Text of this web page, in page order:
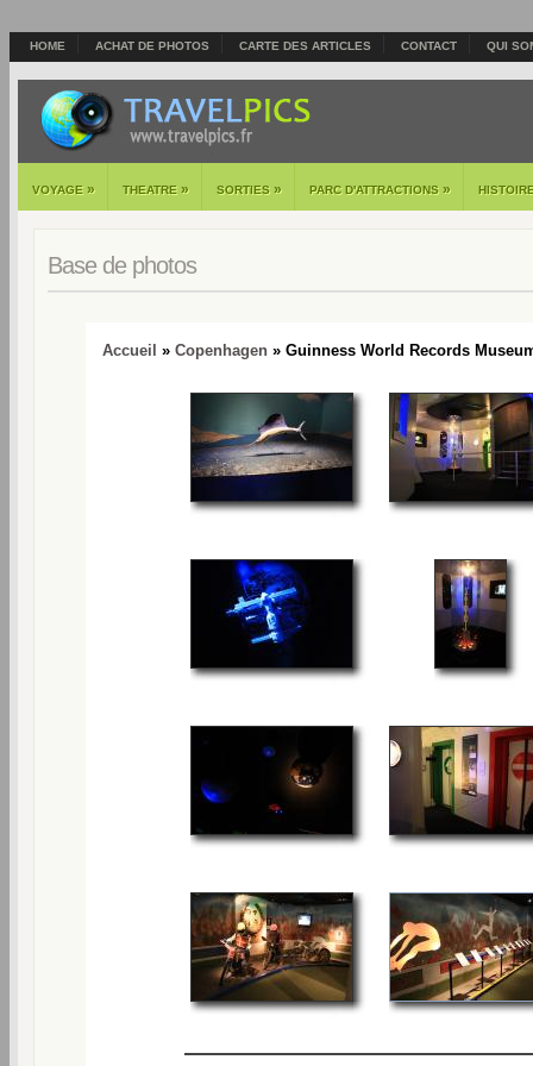
HOME ACHAT DE PHOTOS CARTE DES ARTICLES CONTACT QUI
VOYAGE » THEATRE » SORTIES » PARC D'ATTRACTIONS »
Base de photos
Accueil » Copenhagen » Guinness World Records